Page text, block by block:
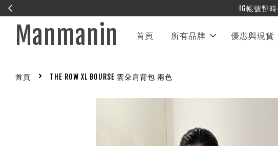
Manmanin 首頁 所有品牌 優惠與現貨
首頁 › THE ROW XL BOURSE 雲朵肩背包 兩色